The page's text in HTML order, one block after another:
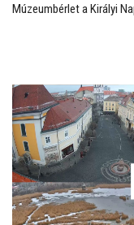
Múzeumbérlet a Királyi